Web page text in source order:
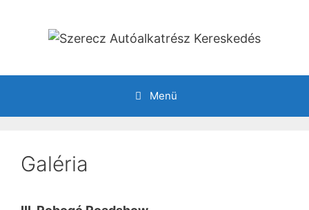
tartalomba
Menü
Galéria